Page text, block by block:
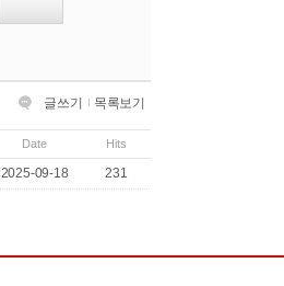
글쓰기 목록보기
Date Hits
2025-09-18 231